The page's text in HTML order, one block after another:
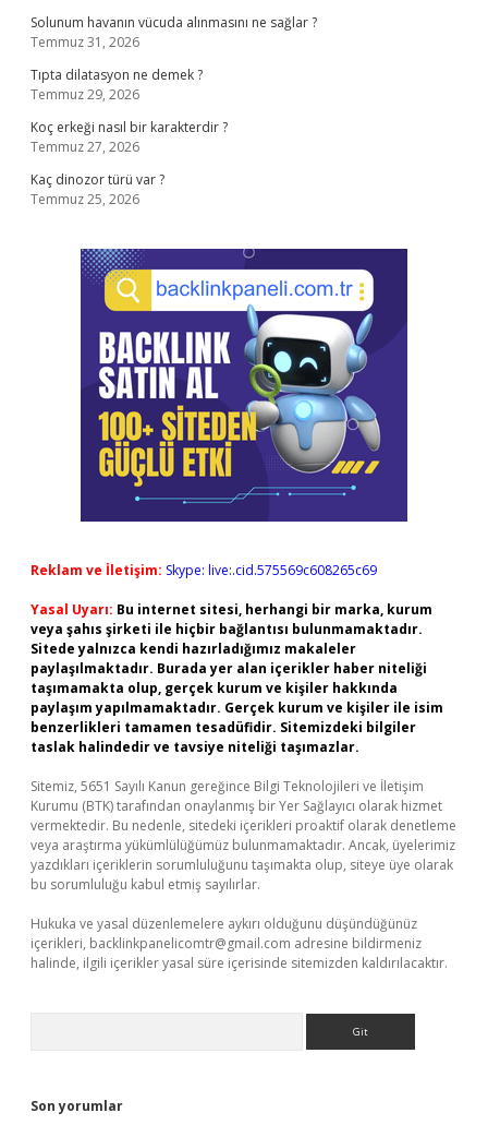
Solunum havanın vücuda alınmasını ne sağlar ?
Temmuz 31, 2026
Tıpta dilatasyon ne demek ?
Temmuz 29, 2026
Koç erkeği nasıl bir karakterdir ?
Temmuz 27, 2026
Kaç dinozor türü var ?
Temmuz 25, 2026
Reklam ve İletişim: Skype: live:.cid.575569c608265c69
Yasal Uyarı: Bu internet sitesi, herhangi bir marka, kurum
veya şahıs şirketi ile hiçbir bağlantısı bulunmamaktadır.
Sitede yalnızca kendi hazırladığımız makaleler
paylaşılmaktadır. Burada yer alan içerikler haber niteliği
taşımamakta olup, gerçek kurum ve kişiler hakkında
paylaşım yapılmamaktadır. Gerçek kurum ve kişiler ile isim
benzerlikleri tamamen tesadüfidir. Sitemizdeki bilgiler
taslak halindedir ve tavsiye niteliği taşımazlar.
Sitemiz, 5651 Sayılı Kanun gereğince Bilgi Teknolojileri ve İletişim
Kurumu (BTK) tarafından onaylanmış bir Yer Sağlayıcı olarak hizmet
vermektedir. Bu nedenle, sitedeki içerikleri proaktif olarak denetleme
veya araştırma yükümlülüğümüz bulunmamaktadır. Ancak, üyelerimiz
yazdıkları içeriklerin sorumluluğunu taşımakta olup, siteye üye olarak
bu sorumluluğu kabul etmiş sayılırlar.
Hukuka ve yasal düzenlemelere aykırı olduğunu düşündüğünüz
içerikleri, backlinkpanelicomtr@gmail.com adresine bildirmeniz
halinde, ilgili içerikler yasal süre içerisinde sitemizden kaldırılacaktır.
Son yorumlar